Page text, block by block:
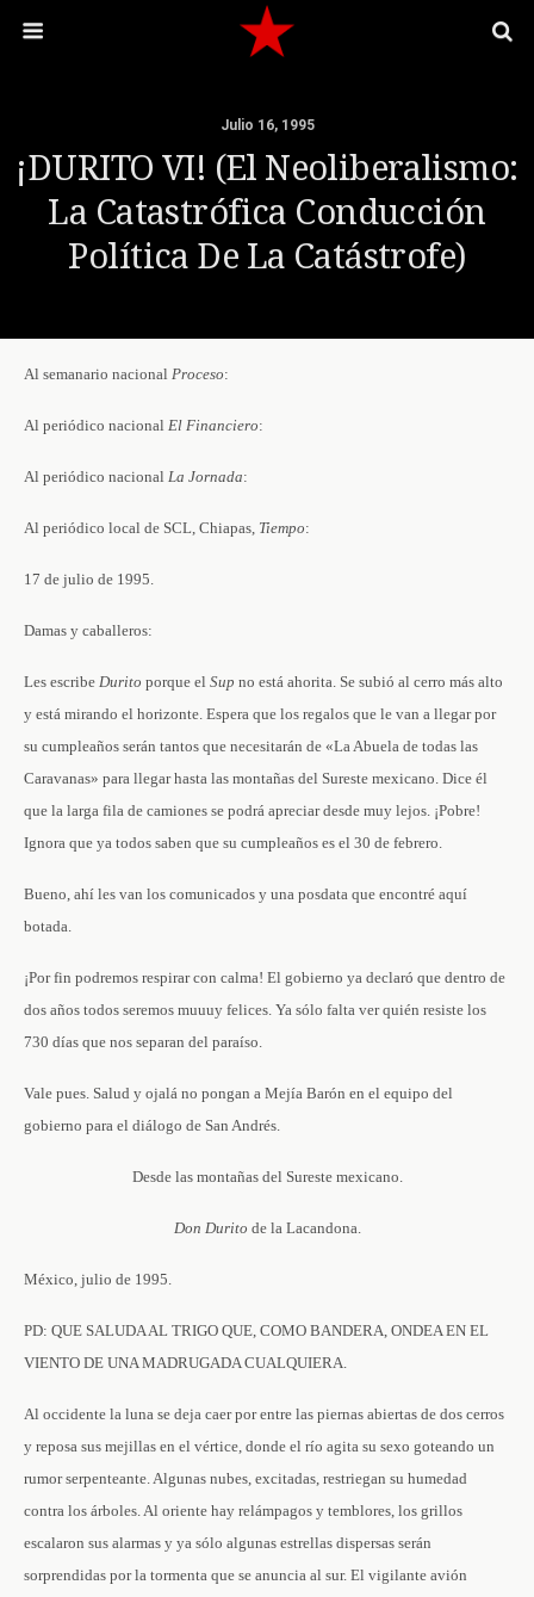
Julio 16, 1995
¡DURITO VI! (El Neoliberalismo:
La Catastrófica Conducción
Política De La Catástrofe)
Al semanario nacional Proceso:
Al periódico nacional El Financiero:
Al periódico nacional La Jornada:
Al periódico local de SCL, Chiapas, Tiempo:
17 de julio de 1995.
Damas y caballeros:
Les escribe Durito porque el Sup no está ahorita. Se subió al cerro más alto
y está mirando el horizonte. Espera que los regalos que le van a llegar por
su cumpleaños serán tantos que necesitarán de «La Abuela de todas las
Caravanas» para llegar hasta las montañas del Sureste mexicano. Dice él
que la larga fila de camiones se podrá apreciar desde muy lejos. ¡Pobre!
Ignora que ya todos saben que su cumpleaños es el 30 de febrero.
Bueno, ahí les van los comunicados y una posdata que encontré aquí
botada.
¡Por fin podremos respirar con calma! El gobierno ya declaró que dentro de
dos años todos seremos muuuy felices. Ya sólo falta ver quién resiste los
730 días que nos separan del paraíso.
Vale pues. Salud y ojalá no pongan a Mejía Barón en el equipo del
gobierno para el diálogo de San Andrés.
Desde las montañas del Sureste mexicano.
Don Durito de la Lacandona.
México, julio de 1995.
PD: QUE SALUDA AL TRIGO QUE, COMO BANDERA, ONDEA EN EL
VIENTO DE UNA MADRUGADA CUALQUIERA.
Al occidente la luna se deja caer por entre las piernas abiertas de dos cerros
y reposa sus mejillas en el vértice, donde el río agita su sexo goteando un
rumor serpenteante. Algunas nubes, excitadas, restriegan su humedad
contra los árboles. Al oriente hay relámpagos y temblores, los grillos
escalaron sus alarmas y ya sólo algunas estrellas dispersas serán
sorprendidas por la tormenta que se anuncia al sur. El vigilante avión